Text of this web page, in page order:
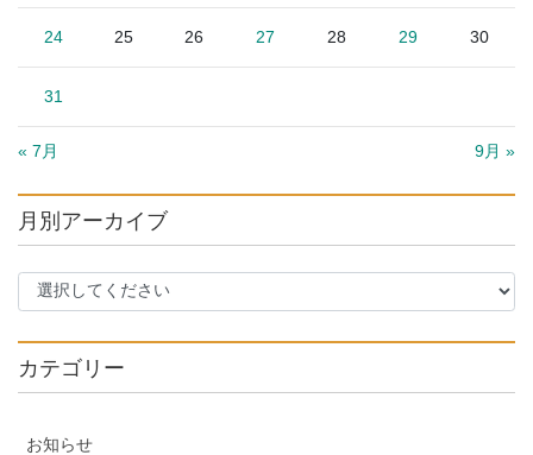
24 25 26 27 28 29 30
31
« 7月 9月 »
月別アーカイブ
カテゴリー
お知らせ